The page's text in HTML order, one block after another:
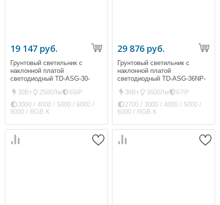
19 147 руб.
Грунтовый светильник с
наклонной платой
светодиодный TD-ASG-30-
30Вт
2500Лм
65IP
3000 / 4000 / 5000 / 6000 /
8000 / RGB К
29 876 руб.
Грунтовый светильник с
наклонной платой
светодиодный TD-ASG-36NP-
36Вт
3600Лм
67IP
2700 / 3000 / 4000 / 5000 /
6000 / RGB К